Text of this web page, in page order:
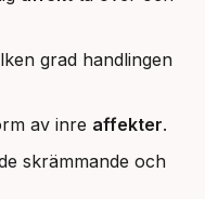
grad handlingen
av inre affekter.
skrämmande och